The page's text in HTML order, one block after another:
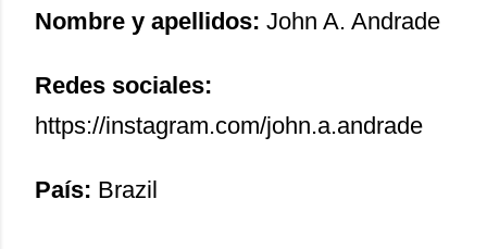
Nombre y apellidos: John A. Andrade
Redes sociales:
https://instagram.com/john.a.andrade
País: Brazil